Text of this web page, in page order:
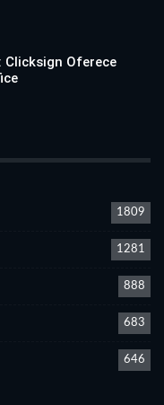
Clicksign Oferece
1809
1281
888
683
646